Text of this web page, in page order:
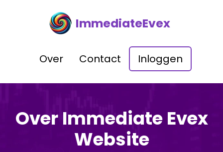
ImmediateEvex
Over Contact Inloggen
Over Immediate Evex
Website